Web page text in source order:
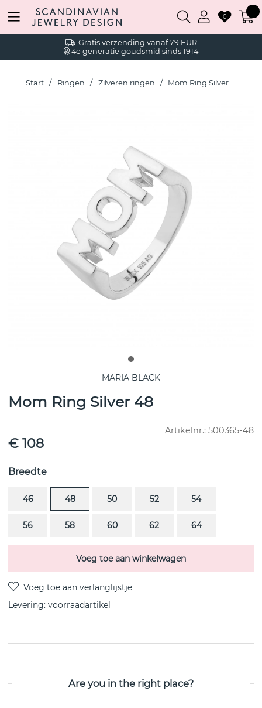
Gratis verzending vanaf 79 EUR
4e generatie goudsmid sinds 1914
0
Start Ringen Zilveren ringen Mom Ring Silver
MARIA BLACK
Mom Ring Silver 48
Artikelnr.: 500365-48
€ 108
Breedte
46 48 50 52 54
56 58 60 62 64
Voeg toe aan winkelwagen
Levering: voorraadartikel
Are you in the right place?